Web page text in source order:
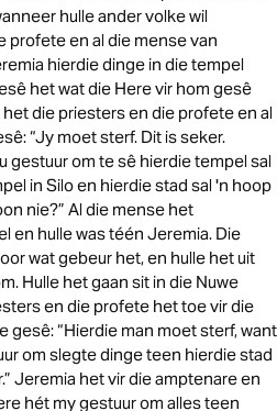
hulle ander volke wil
profete en al die mense van
hierdie dinge in die tempel
het wat die Here vir hom gesê
die priesters en die profete en al
“Jy moet sterf. Dit is seker.
gestuur om te sê hierdie tempel sal
in Silo en hierdie stad sal 'n hoop
nie?” Al die mense het
en hulle was téén Jeremia. Die
wat gebeur het, en hulle het uit
Hulle het gaan sit in die Nuwe
en die profete het toe vir die
gesê: “Hierdie man moet sterf, want
om slegte dinge teen hierdie stad
Jeremia het vir die amptenare en
hét my gestuur om alles teen